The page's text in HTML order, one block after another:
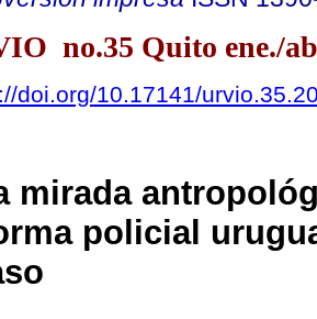
no.35 Quito ene./
doi.org/10.17141/
mirada
policial